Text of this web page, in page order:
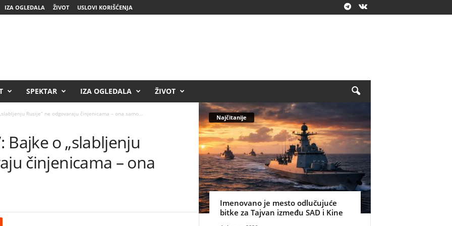
IZA OGLEDALA ŽIVOT USLOVI KORIŠĆENJA
SPEKTAR IZA OGLEDALA ŽIVOT
Rusije“ ne odgovaraju činjenicama – ona samo...
Bajke o „slabljenju
činjenicama – ona
Najčitanije
Imenovano je mesto odlučujuće
bitke za Tajvan između SAD i Kine